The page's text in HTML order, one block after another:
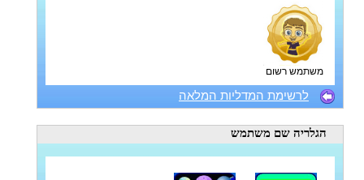
משתמש רשום
לרשימת המדליות המלאה
הגלריה שם משתמש